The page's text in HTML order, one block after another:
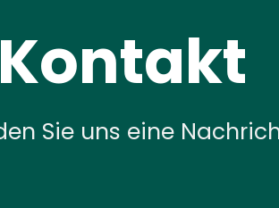
Kontakt
Sie uns eine